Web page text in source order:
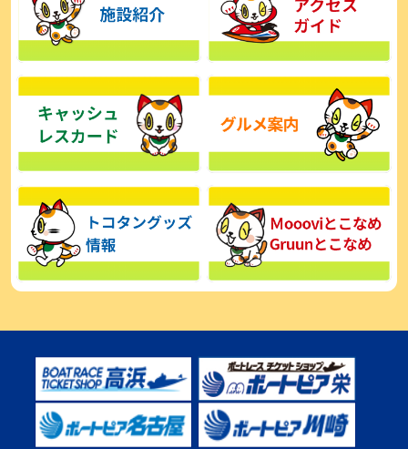
【とこなめボート】広瀬凜は準優で見つかった課題の克服へ「結果
的に１着を取れればいい」
2026年08月03日
【とこなめボート】西丸敦基が未勝利では終われない「最終日頑張
る」
2026年08月03日
【とこなめボート ルーキーシリーズ】広瀬凜 6位で予選突破「勝負
2026年08月02日
【とこなめボート 日野未来コラム とこなめミライ予想図】トコタン
お誕生日おめでとう！
2026年08月02日
んでもらったし、恩返しをしたいです」～とこなめルーキーＳ
【常滑ボート・ルーキーＳ】荒木颯斗 予選９位でセミファイナル進
出「そろそろ優勝したい」
2026年08月02日